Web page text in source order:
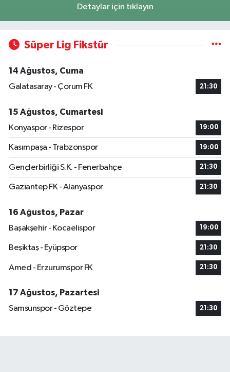
Detaylar için tıklayın
Süper Lig Fikstür
14 Ağustos, Cuma
Galatasaray - Çorum FK
21:30
15 Ağustos, Cumartesi
Konyaspor - Rizespor
19:00
Kasımpaşa - Trabzonspor 19:00
Gençlerbirliği S.K. - Fenerbahçe 21:30
Gaziantep FK - Alanyaspor 21:30
16 Ağustos, Pazar
Başakşehir - Kocaelispor
19:00
Beşiktaş - Eyüpspor 21:30
Amed - Erzurumspor FK 21:30
17 Ağustos, Pazartesi
Samsunspor - Göztepe
21:30